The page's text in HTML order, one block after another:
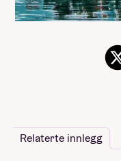
Relaterte innlegg